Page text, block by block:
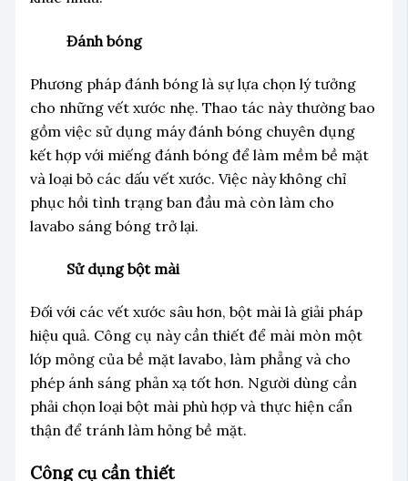
Đánh bóng
Phương pháp đánh bóng là sự lựa chọn lý tưởng
cho những vết xước nhẹ. Thao tác này thường bao
gồm việc sử dụng máy đánh bóng chuyên dụng
kết hợp với miếng đánh bóng để làm mềm bề mặt
và loại bỏ các dấu vết xước. Việc này không chỉ
phục hồi tình trạng ban đầu mà còn làm cho
lavabo sáng bóng trở lại.
Sử dụng bột mài
Đối với các vết xước sâu hơn, bột mài là giải pháp
hiệu quả. Công cụ này cần thiết để mài mòn một
lớp mỏng của bề mặt lavabo, làm phẳng và cho
phép ánh sáng phản xạ tốt hơn. Người dùng cần
phải chọn loại bột mài phù hợp và thực hiện cẩn
thận để tránh làm hỏng bề mặt.
Công cụ cần thiết